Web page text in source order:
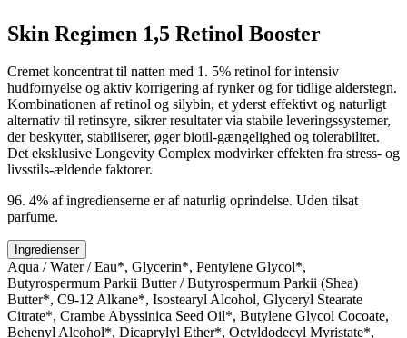
Skin Regimen 1,5 Retinol Booster
Cremet koncentrat til natten med 1. 5% retinol for intensiv
hudfornyelse og aktiv korrigering af rynker og for tidlige alderstegn.
Kombinationen af retinol og silybin, et yderst effektivt og naturligt
alternativ til retinsyre, sikrer resultater via stabile leveringssystemer,
der beskytter, stabiliserer, øger biotil-gængelighed og tolerabilitet.
Det eksklusive Longevity Complex modvirker effekten fra stress- og
livsstils-ældende faktorer.
96. 4% af ingredienserne er af naturlig oprindelse. Uden tilsat
parfume.
Ingredienser
Aqua / Water / Eau*, Glycerin*, Pentylene Glycol*,
Butyrospermum Parkii Butter / Butyrospermum Parkii (Shea)
Butter*, C9-12 Alkane*, Isostearyl Alcohol, Glyceryl Stearate
Citrate*, Crambe Abyssinica Seed Oil*, Butylene Glycol Cocoate,
Behenyl Alcohol*, Dicaprylyl Ether*, Octyldodecyl Myristate*,